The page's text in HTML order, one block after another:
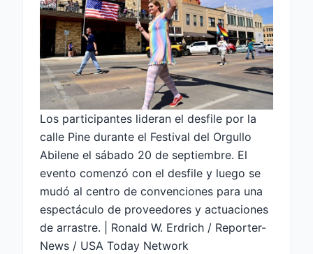
Los participantes lideran el desfile por la
calle Pine durante el Festival del Orgullo
Abilene el sábado 20 de septiembre. El
evento comenzó con el desfile y luego se
mudó al centro de convenciones para una
espectáculo de proveedores y actuaciones
de arrastre. | Ronald W. Erdrich / Reporter-
News / USA Today Network